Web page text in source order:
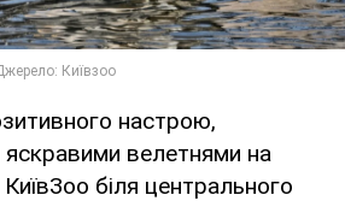
настрою,
велетнями на
біля центрального